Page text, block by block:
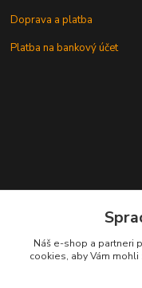
Doprava a platba
Platba na bankový účet
leksunsro@gmail.com
Náš e-shop a partneri
cookies, aby Vám